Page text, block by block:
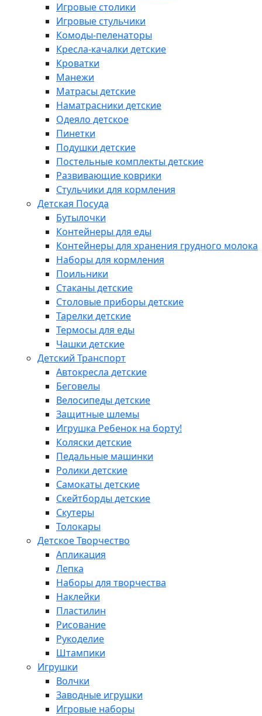
Игровые столики
Игровые стульчики
Комоды-пеленаторы
Кресла-качалки детские
Кроватки
Манежи
Матрасы детские
Наматрасники детские
Одеяло детское
Пинетки
Подушки детские
Постельные комплекты детские
Развивающие коврики
Стульчики для кормления
Детская Посуда
Бутылочки
Контейнеры для еды
Контейнеры для хранения грудного молока
Наборы для кормления
Поильники
Стаканы детские
Столовые приборы детские
Тарелки детские
Термосы для еды
Чашки детские
Детский Транспорт
Автокресла детские
Беговелы
Велосипеды детские
Защитные шлемы
Игрушка Ребенок на борту!
Коляски детские
Педальные машинки
Ролики детские
Самокаты детские
Скейтборды детские
Скутеры
Толокары
Детское Творчество
Апликация
Лепка
Наборы для творчества
Наклейки
Пластилин
Рисование
Рукоделие
Штампики
Игрушки
Волчки
Заводные игрушки
Игровые наборы